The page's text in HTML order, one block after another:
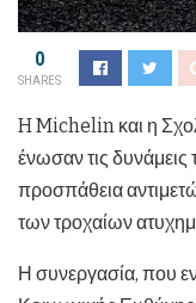
0
SHARES
H Michelin και η
ένωσαν τις
προσπάθεια
των τροχαίων
Η συνεργασία, που